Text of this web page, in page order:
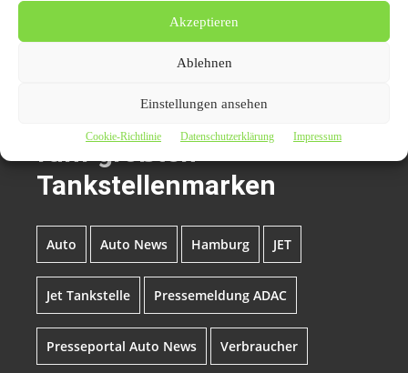
Akzeptieren
Ablehnen
Einstellungen ansehen
Cookie-Richtlinie Datenschutzerklärung Impressum
Bei JET tanken lohnt sich /
Aktuelle Studie des ADAC
Preisunterschiede bei den
fünf größten
Tankstellenmarken
Auto Auto News Hamburg JET
Jet Tankstelle Pressemeldung ADAC
Presseportal Auto News Verbraucher